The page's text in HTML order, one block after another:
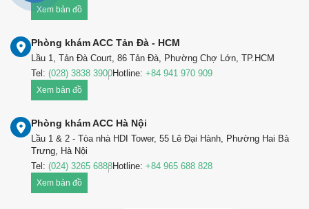
Xem bản đồ
Phòng khám ACC Tản Đà - HCM
Lầu 1, Tản Đà Court, 86 Tản Đà, Phường Chợ Lớn, TP.HCM
Tel: (028) 3838 3900Hotline: +84 941 970 909
Xem bản đồ
Phòng khám ACC Hà Nội
Lầu 1 & 2 - Tòa nhà HDI Tower, 55 Lê Đại Hành, Phường Hai Bà
Trưng, Hà Nội
Tel: (024) 3265 6888Hotline: +84 965 688 828
Xem bản đồ